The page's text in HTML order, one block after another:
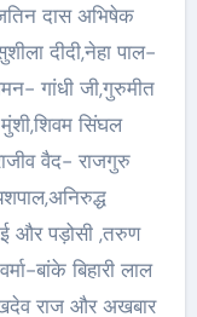
दास अभिषेक
दीदी,नेहा पाल-
गांधी जी,गुरुमीत
सिंघल
वैद- राजगुरु
और पड़ोसी ,तरुण
बांके बिहारी लाल
राज और अखबार